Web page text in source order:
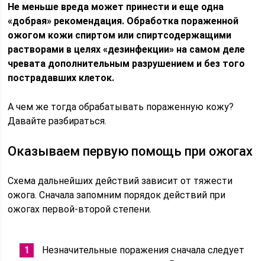
Не меньше вреда может принести и еще одна
«добрая» рекомендация. Обработка пораженной
ожогом кожи спиртом или спиртсодержащими
растворами в целях «дезинфекции» на самом деле
чревата дополнительным разрушением и без того
пострадавших клеток.
А чем же тогда обрабатывать пораженную кожу?
Давайте разбираться.
Оказываем первую помощь при ожогах
Схема дальнейших действий зависит от тяжести
ожога. Сначала запомним порядок действий при
ожогах первой-второй степени.
Незначительные поражения сначала следует